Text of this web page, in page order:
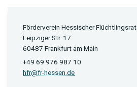
Förderverein Hessischer Flüchtlingsrat
Leipziger Str. 17
60487 Frankfurt am Main
+49 69 976 987 10
hfr@fr-hessen.de